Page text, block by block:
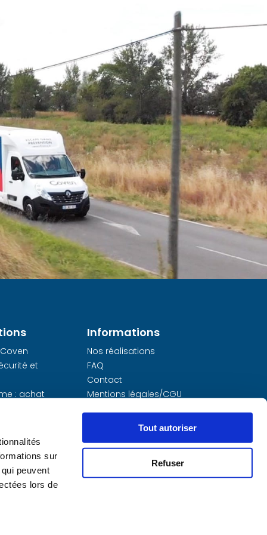
sur
peuvent
lors de
Tout autoriser
Refuser
et
: achat
Informations
Nos réalisations
FAQ
Contact
Mentions légales/CGU
Confidentialité